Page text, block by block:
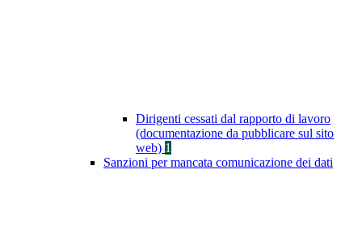
Dirigenti cessati dal rapporto di lavoro
(documentazione da pubblicare sul sito
web) 1
Sanzioni per mancata comunicazione dei dati